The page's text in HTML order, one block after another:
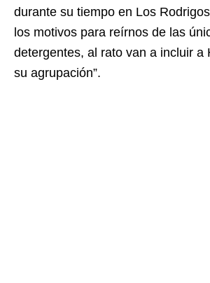
durante su tiempo en Los
los motivos para reírnos de las
detergentes, al rato van a incluir a
su agrupación”.